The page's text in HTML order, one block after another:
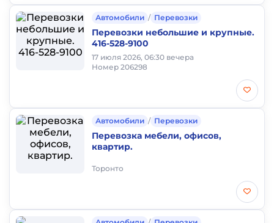
Автомобили / Перевозки
Перевозки небольшие и крупные.
416-528-9100
17 июля 2026, 06:30 вечера
Номер 206298
Автомобили / Перевозки
Перевозка мебели, офисов,
квартир.
Торонто